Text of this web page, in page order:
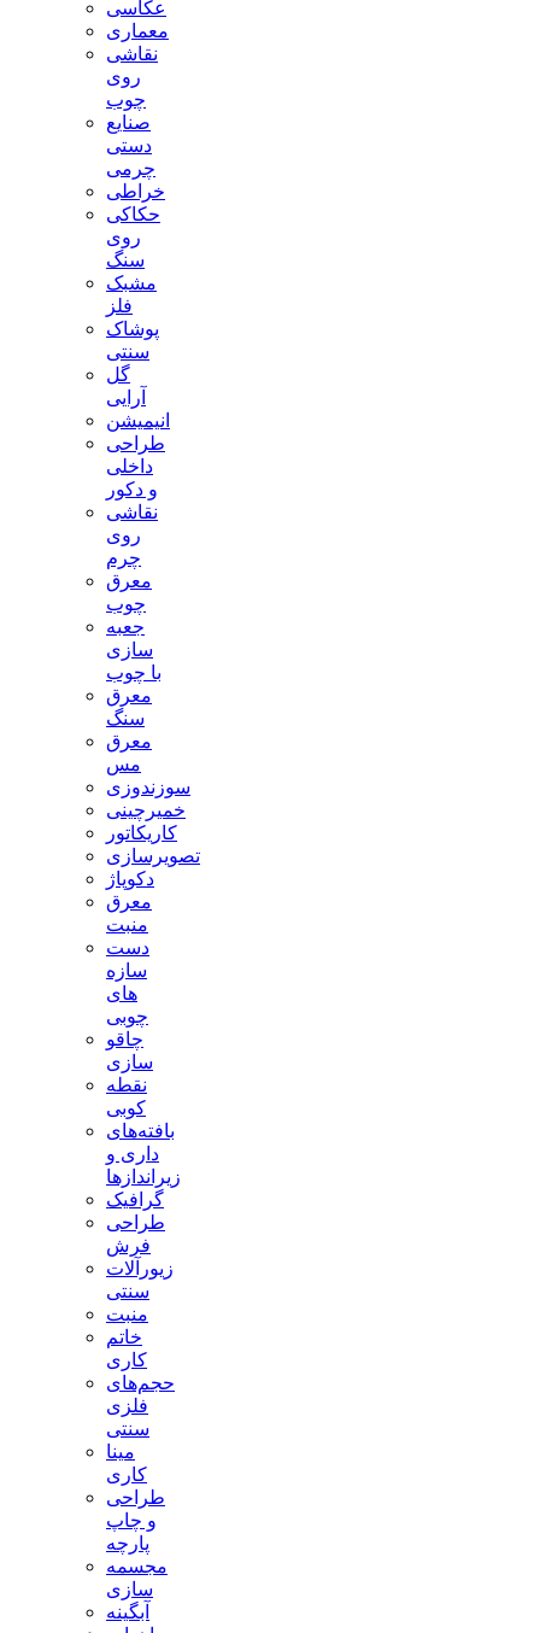
عکاسی
معماری
نقاشی
روی
چوب
صنایع
دستی
چرمی
خراطی
حکاکی
روی
سنگ
مشبک
فلز
پوشاک
سنتی
گل
آرایی
انیمیشن
طراحی
داخلی
و دکور
نقاشی
روی
چرم
معرق
چوب
جعبه
سازی
با چوب
معرق
سنگ
معرق
مس
سوزندوزی
خمیرچینی
کاریکاتور
تصویرسازی
دکوپاژ
معرق
منبت
دست
سازه
های
چوبی
چاقو
سازی
نقطه
کوبی
بافته‌های
داری و
زیراندازها
گرافیک
طراحی
فرش
زیورآلات
سنتی
منبت
خاتم
کاری
حجم‌های
فلزی
سنتی
مینا
کاری
طراحی
و چاپ
پارچه
مجسمه
سازی
آبگینه